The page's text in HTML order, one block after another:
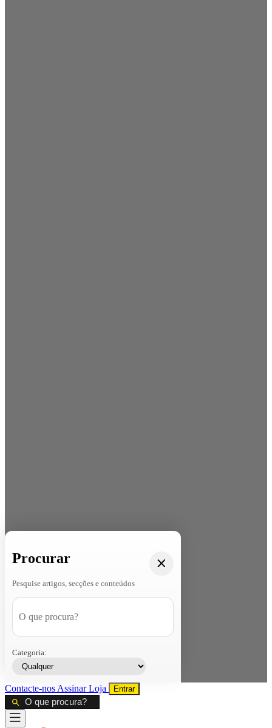
Procurar
Pesquise artigos, secções e conteúdos
Categoria:
Contacte-nos AssinarLoja Entrar